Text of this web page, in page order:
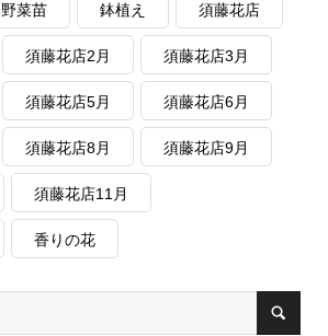
野菜苗 鉢植え 須藤花店
須藤花店2月 須藤花店3月
須藤花店5月 須藤花店6月
須藤花店8月 須藤花店9月
須藤花店11月
香りの花